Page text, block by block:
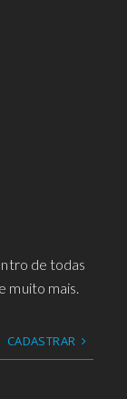
de todas
muito mais.
CADASTRAR